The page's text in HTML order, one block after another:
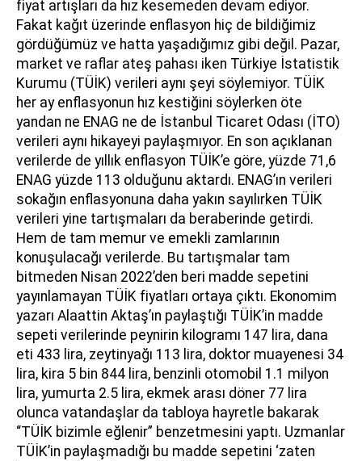
fiyat artışları da hız kesemeden devam ediyor.
Fakat kağıt üzerinde enflasyon hiç de bildiğimiz
gördüğümüz ve hatta yaşadığımız gibi değil. Pazar,
market ve raflar ateş pahası iken Türkiye İstatistik
Kurumu (TÜİK) verileri aynı şeyi söylemiyor. TÜİK
her ay enflasyonun hız kestiğini söylerken öte
yandan ne ENAG ne de İstanbul Ticaret Odası (İTO)
verileri aynı hikayeyi paylaşmıyor. En son açıklanan
verilerde de yıllık enflasyon TÜİK’e göre, yüzde 71,6
ENAG yüzde 113 olduğunu aktardı. ENAG’ın verileri
sokağın enflasyonuna daha yakın sayılırken TÜİK
verileri yine tartışmaları da beraberinde getirdi.
Hem de tam memur ve emekli zamlarının
konuşulacağı verilerde. Bu tartışmalar tam
bitmeden Nisan 2022’den beri madde sepetini
yayınlamayan TÜİK fiyatları ortaya çıktı. Ekonomim
yazarı Alaattin Aktaş’ın paylaştığı TÜİK’in madde
sepeti verilerinde peynirin kilogramı 147 lira, dana
eti 433 lira, zeytinyağı 113 lira, doktor muayenesi 34
lira, kira 5 bin 844 lira, benzinli otomobil 1.1 milyon
lira, yumurta 2.5 lira, ekmek arası döner 77 lira
olunca vatandaşlar da tabloya hayretle bakarak
“TÜİK bizimle eğlenir” benzetmesini yaptı. Uzmanlar
TÜİK’in paylaşmadığı bu madde sepetini ‘zaten